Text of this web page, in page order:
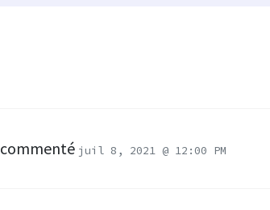
juil 8, 2021 @ 12:00 PM